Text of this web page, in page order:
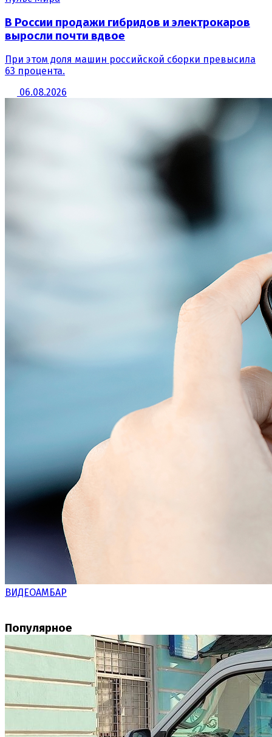
В России продажи гибридов и электрокаров
выросли почти вдвое
При этом доля машин российской сборки превысила
63 процента.
06.08.2026
ВИДЕОАМБАР
Популярное